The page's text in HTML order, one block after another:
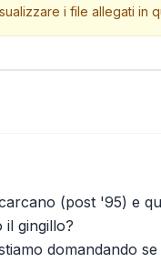
i file allegati in
(post '95) e
gingillo?
domandando